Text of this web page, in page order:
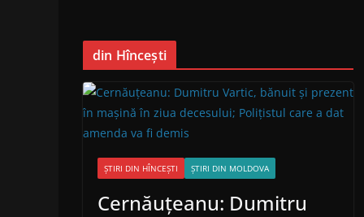
din Hîncești
ȘTIRI DIN HÎNCEȘTI ȘTIRI DIN MOLDOVA
Cernăuțeanu: Dumitru